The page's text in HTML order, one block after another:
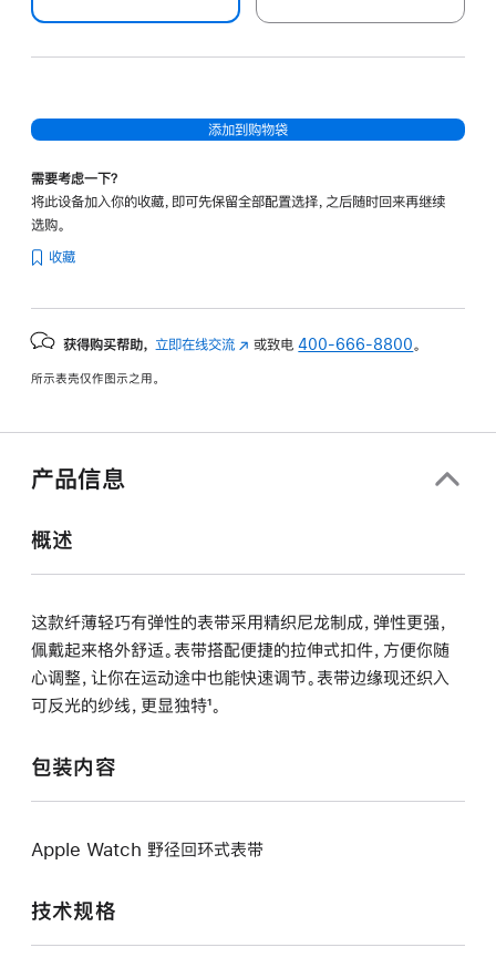
添加到购物袋
需要考虑一下？
将此设备加入你的收藏，即可先保留全部配置选择，之后随时回来再继续
选购。
收藏
获得购买帮助， 立即在线交流 (在
中
或致电400-666-8800 。
所示表壳仅作图示之用。
产品信息
概述
这款纤薄轻巧有弹性的表带采用精织尼龙制成，弹性更强，
佩戴起来格外舒适。表带搭配便捷的拉伸式扣件，方便你随
心调整，让你在运动途中也能快速调节。表带边缘现还织入
可反光的纱线，更显独特¹。
包装内容
Apple Watch 野径回环式表带
技术规格